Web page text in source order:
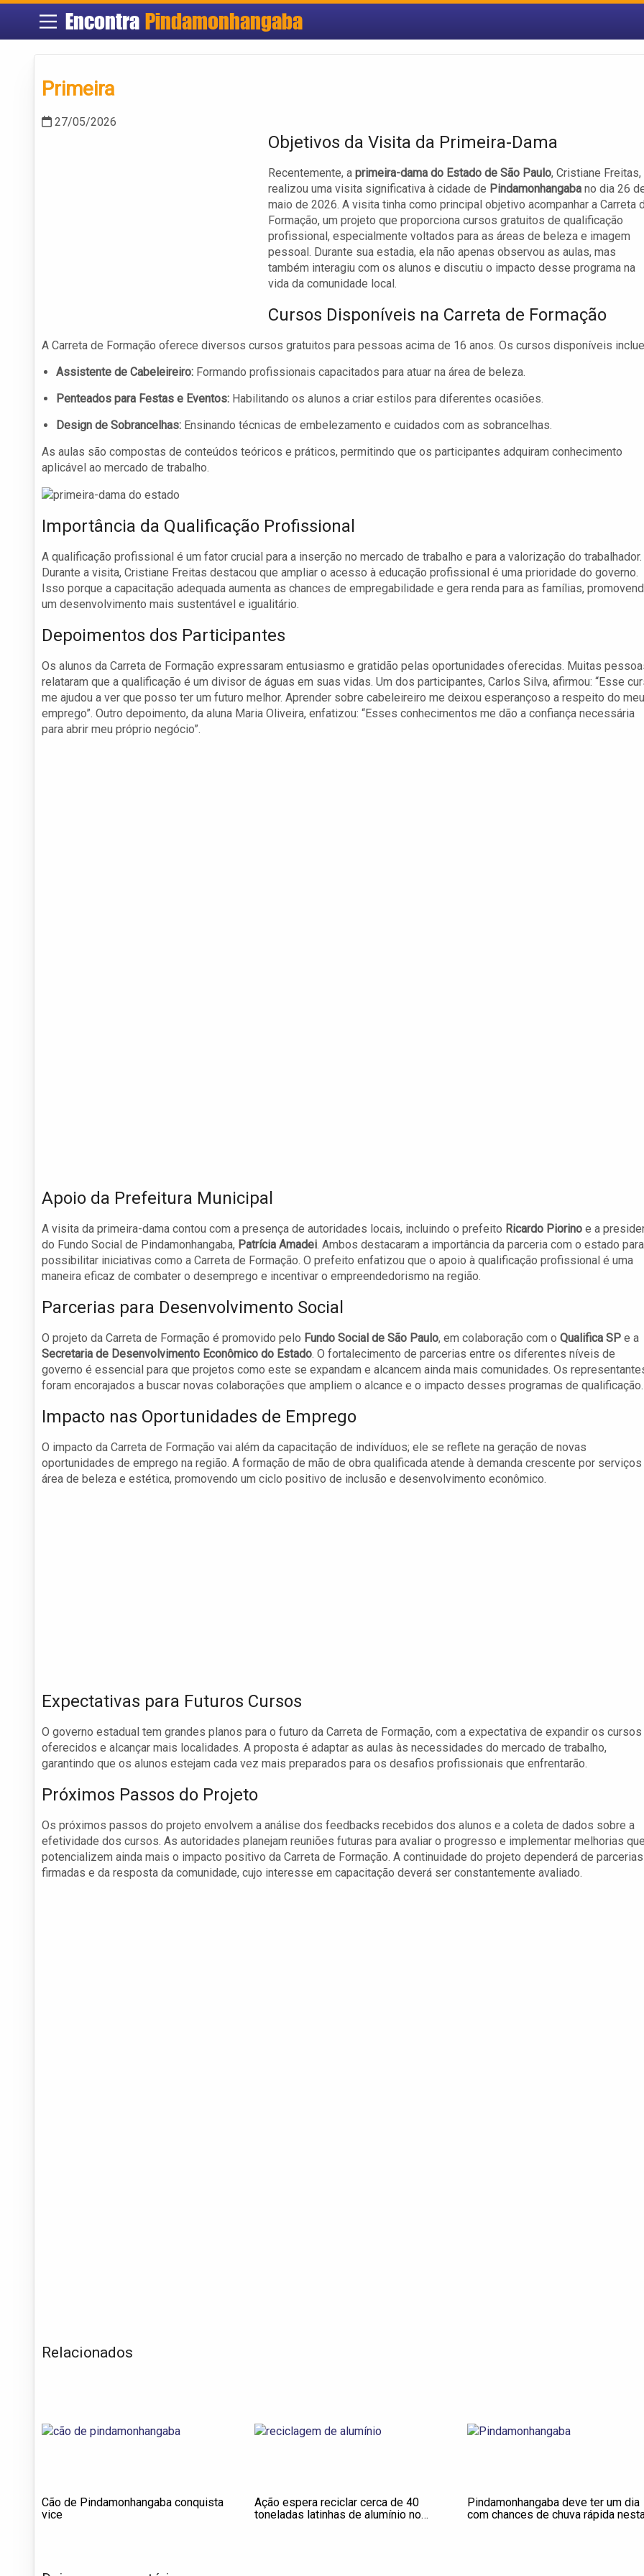
Encontra Pindamonhangaba
Primeira
27/05/2026
Objetivos da Visita da Primeira-Dama
Recentemente, a primeira-dama do Estado de São Paulo, Cristiane Freitas,
realizou uma visita significativa à cidade de Pindamonhangaba no dia 26
maio de 2026. A visita tinha como principal objetivo acompanhar a Carreta
Formação, um projeto que proporciona cursos gratuitos de qualificação
profissional, especialmente voltados para as áreas de beleza e imagem
pessoal. Durante sua estadia, ela não apenas observou as aulas, mas
também interagiu com os alunos e discutiu o impacto desse programa na
vida da comunidade local.
Cursos Disponíveis na Carreta de Formação
A Carreta de Formação oferece diversos cursos gratuitos para pessoas acima de 16 anos. Os cursos disponíveis
Assistente de Cabeleireiro: Formando profissionais capacitados para atuar na área de beleza.
Penteados para Festas e Eventos: Habilitando os alunos a criar estilos para diferentes ocasiões.
Design de Sobrancelhas: Ensinando técnicas de embelezamento e cuidados com as sobrancelhas.
As aulas são compostas de conteúdos teóricos e práticos, permitindo que os participantes adquiram conhecimento
aplicável ao mercado de trabalho.
Importância da Qualificação Profissional
A qualificação profissional é um fator crucial para a inserção no mercado de trabalho e para a valorização do trabalhador.
Durante a visita, Cristiane Freitas destacou que ampliar o acesso à educação profissional é uma prioridade do governo.
Isso porque a capacitação adequada aumenta as chances de empregabilidade e gera renda para as famílias,
um desenvolvimento mais sustentável e igualitário.
Depoimentos dos Participantes
Os alunos da Carreta de Formação expressaram entusiasmo e gratidão pelas oportunidades oferecidas. Muitas
relataram que a qualificação é um divisor de águas em suas vidas. Um dos participantes, Carlos Silva, afirmou: “Esse
me ajudou a ver que posso ter um futuro melhor. Aprender sobre cabeleireiro me deixou esperançoso a respeito do meu
emprego”. Outro depoimento, da aluna Maria Oliveira, enfatizou: “Esses conhecimentos me dão a confiança necessária
para abrir meu próprio negócio”.
Apoio da Prefeitura Municipal
A visita da primeira-dama contou com a presença de autoridades locais, incluindo o prefeito Ricardo Piorino e a
do Fundo Social de Pindamonhangaba, Patrícia Amadei. Ambos destacaram a importância da parceria com o estado para
possibilitar iniciativas como a Carreta de Formação. O prefeito enfatizou que o apoio à qualificação profissional é uma
maneira eficaz de combater o desemprego e incentivar o empreendedorismo na região.
Parcerias para Desenvolvimento Social
O projeto da Carreta de Formação é promovido pelo Fundo Social de São Paulo, em colaboração com o Qualifica SP e a
Secretaria de Desenvolvimento Econômico do Estado. O fortalecimento de parcerias entre os diferentes níveis de
governo é essencial para que projetos como este se expandam e alcancem ainda mais comunidades. Os
foram encorajados a buscar novas colaborações que ampliem o alcance e o impacto desses programas de qualificação.
Impacto nas Oportunidades de Emprego
O impacto da Carreta de Formação vai além da capacitação de indivíduos; ele se reflete na geração de novas
oportunidades de emprego na região. A formação de mão de obra qualificada atende à demanda crescente por serviços
área de beleza e estética, promovendo um ciclo positivo de inclusão e desenvolvimento econômico.
Expectativas para Futuros Cursos
O governo estadual tem grandes planos para o futuro da Carreta de Formação, com a expectativa de expandir os cursos
oferecidos e alcançar mais localidades. A proposta é adaptar as aulas às necessidades do mercado de trabalho,
garantindo que os alunos estejam cada vez mais preparados para os desafios profissionais que enfrentarão.
Próximos Passos do Projeto
Os próximos passos do projeto envolvem a análise dos feedbacks recebidos dos alunos e a coleta de dados sobre a
efetividade dos cursos. As autoridades planejam reuniões futuras para avaliar o progresso e implementar melhorias
potencializem ainda mais o impacto positivo da Carreta de Formação. A continuidade do projeto dependerá de parcerias
firmadas e da resposta da comunidade, cujo interesse em capacitação deverá ser constantemente avaliado.
Relacionados
Cão de Pindamonhangaba conquista
vice
Ação espera reciclar cerca de 40
toneladas latinhas de alumínio no
Pindamonhangaba deve ter um dia
com chances de chuva rápida